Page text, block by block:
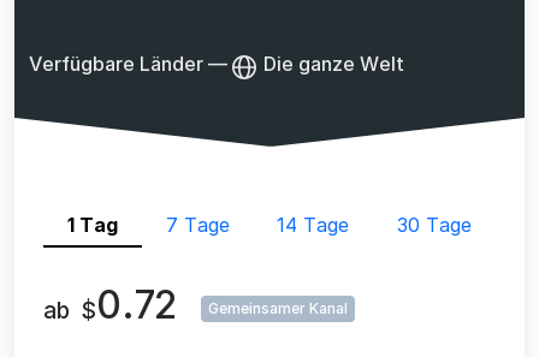
Verfügbare Länder — Die ganze Welt
1 Tag 7 Tage 14 Tage 30 Tage
ab $0.72 Gemeinsamer Kanal